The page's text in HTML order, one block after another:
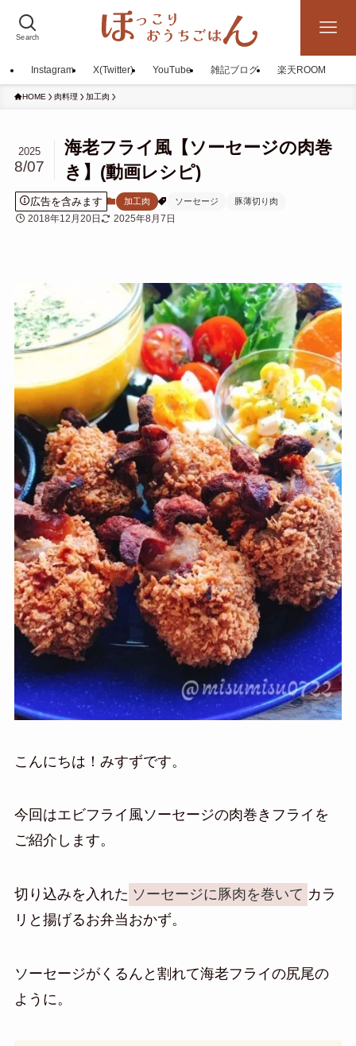
Search
Instagram X(Twitter) YouTube 雑記ブログ 楽天ROOM
HOME 肉料理 加工肉
海老フライ風【ソーセージの肉巻
き】(動画レシピ)
2025
8/07
広告を含みます 加工肉 ソーセージ 豚薄切り肉
2018年12月20日 2025年8月7日
こんにちは！みすずです。
今回はエビフライ風ソーセージの肉巻きフライを
ご紹介します。
切り込みを入れた ソーセージに豚肉を巻いて カラ
リと揚げるお弁当おかず。
ソーセージがくるんと割れて海老フライの尻尾の
ように。